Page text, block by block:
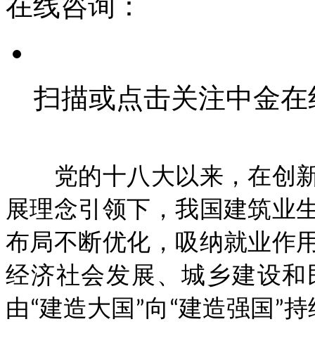
在线咨询：
扫描或点击关注中金
党的十八大以来，在创新
展理念引领下，我国建筑业
布局不断优化，吸纳就业作
经济社会发展、城乡建设
由“建造大国”向“建造强国”